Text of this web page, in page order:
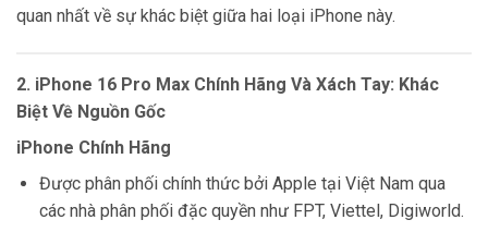
quan nhất về sự khác biệt giữa hai loại iPhone này.
2. iPhone 16 Pro Max Chính Hãng Và Xách Tay: Khác
Biệt Về Nguồn Gốc
iPhone Chính Hãng
Được phân phối chính thức bởi Apple tại Việt Nam qua
các nhà phân phối đặc quyền như FPT, Viettel, Digiworld.